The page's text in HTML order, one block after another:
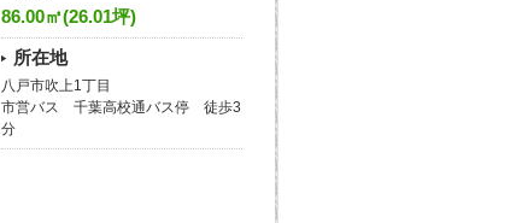
86.00㎡(26.01坪)
所在地
八戸市吹上1丁目
市営バス 千葉高校通バス停 徒歩3
分